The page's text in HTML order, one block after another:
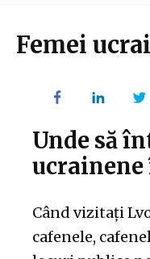
Femei
Unde să
ucrainene
Când vizitați
cafenele,